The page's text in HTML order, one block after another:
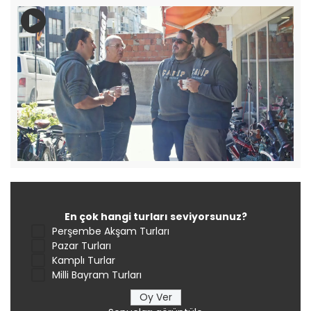
En çok hangi turları seviyorsunuz?
Perşembe Akşam Turları
Pazar Turları
Kamplı Turlar
Milli Bayram Turları